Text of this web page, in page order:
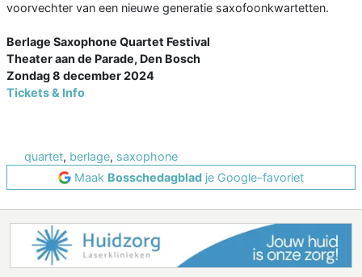
voorvechter van een nieuwe generatie saxofoonkwartetten.
Berlage Saxophone Quartet Festival
Theater aan de Parade, Den Bosch
Zondag 8 december 2024
Tickets & Info
quartet, berlage, saxophone
Maak Bosschedagblad je Google-favoriet